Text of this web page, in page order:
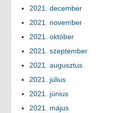
2021. december
2021. november
2021. október
2021. szeptember
2021. augusztus
2021. július
2021. június
2021. május